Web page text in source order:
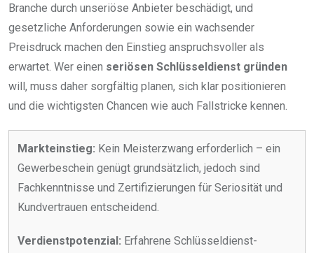
Branche durch unseriöse Anbieter beschädigt, und
gesetzliche Anforderungen sowie ein wachsender
Preisdruck machen den Einstieg anspruchsvoller als
erwartet. Wer einen seriösen Schlüsseldienst gründen
will, muss daher sorgfältig planen, sich klar positionieren
und die wichtigsten Chancen wie auch Fallstricke kennen.
Markteinstieg: Kein Meisterzwang erforderlich – ein
Gewerbeschein genügt grundsätzlich, jedoch sind
Fachkenntnisse und Zertifizierungen für Seriosität und
Kundvertrauen entscheidend.
Verdienstpotenzial: Erfahrene Schlüsseldienst-